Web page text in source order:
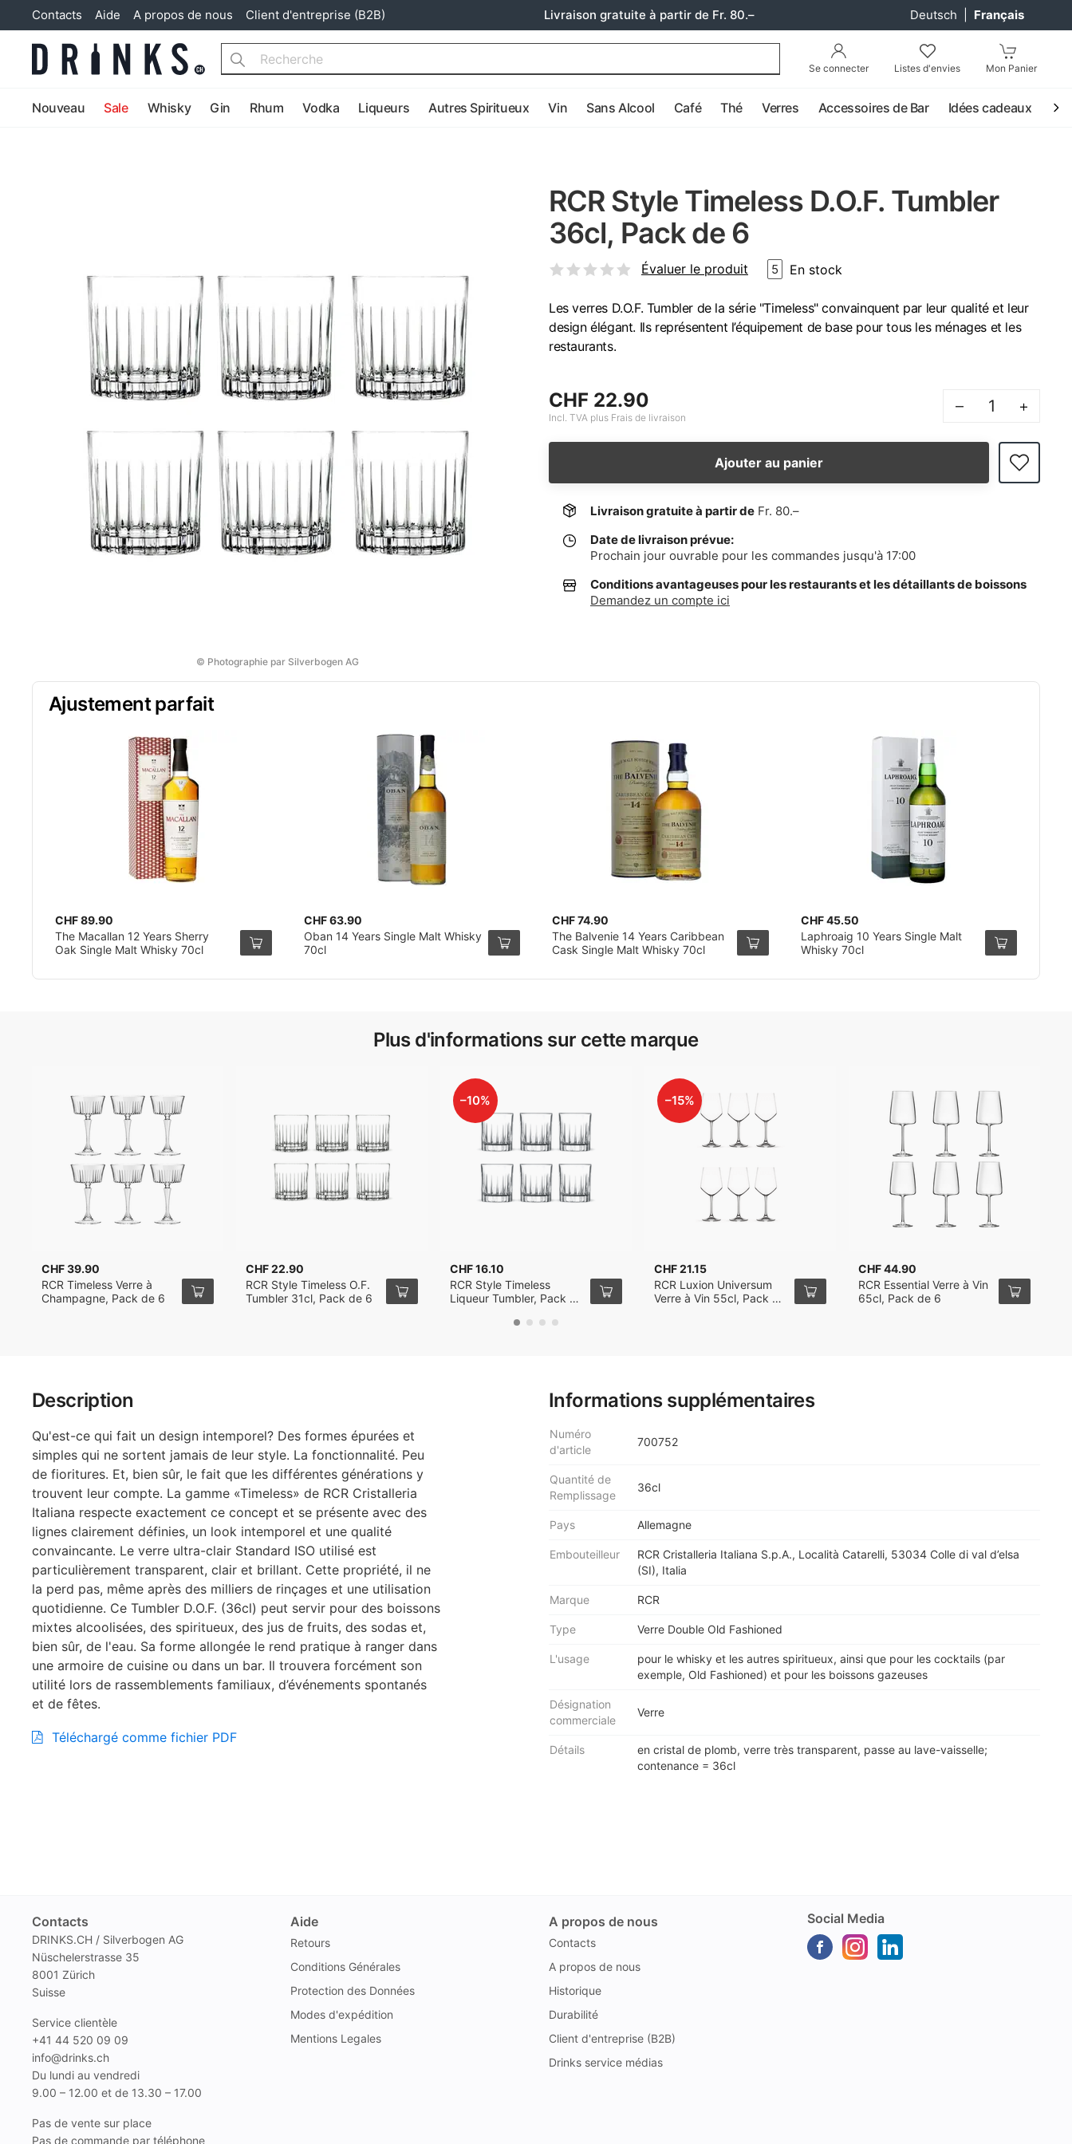
Contacts Aide A propos de nous Client d'entreprise (B2B) Livraison gratuite à partir de Fr. 80.– Deutsch Français
Se connecter Listes d'envies Mon Panier
Search
Nouveau Sale Whisky Gin Rhum Vodka Liqueurs Autres Spiritueux Vin Sans Alcool Café Thé Verres Accessoires de Bar Idées cadeaux
© Photographie par Silverbogen AG
RCR Style Timeless D.O.F. Tumbler
36cl, Pack de 6
Évaluer le produit 5 En stock
Les verres D.O.F. Tumbler de la série "Timeless" convainquent par leur qualité et leur
design élégant. Ils représentent l’équipement de base pour tous les ménages et les
restaurants.
CHF 22.90
Incl. TVA plus Frais de livraison
– +
Ajouter au panier
Livraison gratuite à partir de Fr. 80.–
Date de livraison prévue:
Prochain jour ouvrable pour les commandes jusqu'à 17:00
Conditions avantageuses pour les restaurants et les détaillants de boissons
Demandez un compte ici
Ajustement parfait
CHF 89.90
The Macallan 12 Years Sherry
Oak Single Malt Whisky 70cl
CHF 63.90
Oban 14 Years Single Malt Whisky
70cl
CHF 74.90
The Balvenie 14 Years Caribbean
Cask Single Malt Whisky 70cl
CHF 45.50
Laphroaig 10 Years Single Malt
Whisky 70cl
Description
Qu'est-ce qui fait un design intemporel? Des formes épurées et
simples qui ne sortent jamais de leur style. La fonctionnalité. Peu
de fioritures. Et, bien sûr, le fait que les différentes générations y
trouvent leur compte. La gamme «Timeless» de RCR Cristalleria
Italiana respecte exactement ce concept et se présente avec des
lignes clairement définies, un look intemporel et une qualité
convaincante. Le verre ultra-clair Standard ISO utilisé est
particulièrement transparent, clair et brillant. Cette propriété, il ne
la perd pas, même après des milliers de rinçages et une utilisation
quotidienne. Ce Tumbler D.O.F. (36cl) peut servir pour des boissons
mixtes alcoolisées, des spiritueux, des jus de fruits, des sodas et,
bien sûr, de l'eau. Sa forme allongée le rend pratique à ranger dans
une armoire de cuisine ou dans un bar. Il trouvera forcément son
utilité lors de rassemblements familiaux, d’événements spontanés
et de fêtes.
Téléchargé comme fichier PDF
Informations supplémentaires
Numéro
d'article
700752
Quantité de
Remplissage
36cl
Pays Allemagne
Embouteilleur
RCR Cristalleria Italiana S.p.A., Località Catarelli, 53034 Colle di val d’elsa
(SI), Italia
Marque RCR
Type Verre Double Old Fashioned
L'usage
pour le whisky et les autres spiritueux, ainsi que pour les cocktails (par
exemple, Old Fashioned) et pour les boissons gazeuses
Désignation
commerciale
Verre
Détails
en cristal de plomb, verre très transparent, passe au lave-vaisselle;
contenance = 36cl
Plus d'informations sur cette marque
CHF 39.90
RCR Timeless Verre à
Champagne, Pack de 6
CHF 22.90
RCR Style Timeless O.F.
Tumbler 31cl, Pack de 6
–10%
CHF 16.10
RCR Style Timeless
Liqueur Tumbler, Pack de
–15%
CHF 21.15
RCR Luxion Universum
Verre à Vin 55cl, Pack de
CHF 44.90
RCR Essential Verre à Vin
65cl, Pack de 6
Contacts
DRINKS.CH / Silverbogen AG
Nüschelerstrasse 35
8001 Zürich
Suisse
Service clientèle
+41 44 520 09 09
info@drinks.ch
Du lundi au vendredi
9.00 – 12.00 et de 13.30 – 17.00
Pas de vente sur place
Pas de commande par téléphone
Aide
Retours
Conditions Générales
Protection des Données
Modes d'expédition
Mentions Legales
A propos de nous
Contacts
A propos de nous
Historique
Durabilité
Client d'entreprise (B2B)
Drinks service médias
Social Media